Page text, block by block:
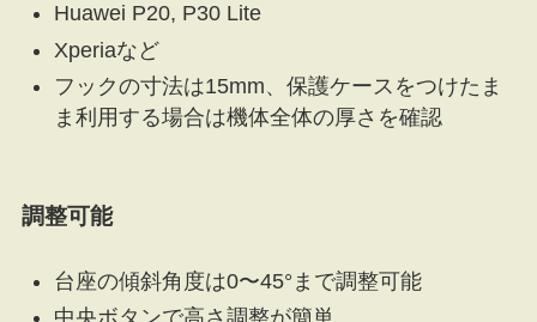
Huawei P20, P30 Lite
Xperiaなど
フックの寸法は15mm、保護ケースをつけたま
ま利用する場合は機体全体の厚さを確認
調整可能
台座の傾斜角度は0〜45°まで調整可能